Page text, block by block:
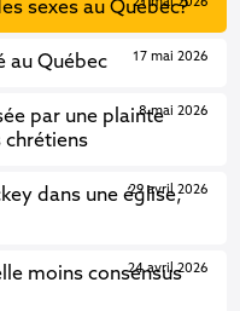
sexes au Québec?
21 mai 2026
au Québec 17 mai 2026
par une plainte
chrétiens
8 mai 2026
dans une église,
29 avril 2026
moins consensus
24 avril 2026